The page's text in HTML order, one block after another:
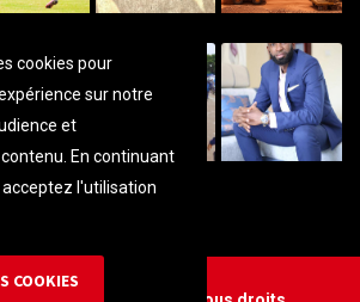
cookies pour
sur notre
et
contenu. En continuant
acceptez l'utilisation
COOKIES